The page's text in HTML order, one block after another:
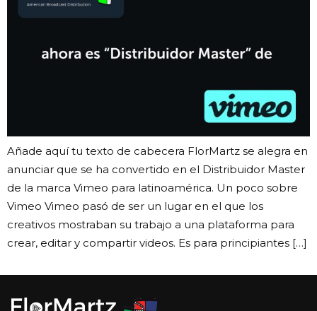
Añade aquí tu texto de cabecera FlorMartz se alegra en
anunciar que se ha convertido en el Distribuidor Master
de la marca Vimeo para latinoamérica. Un poco sobre
Vimeo Vimeo pasó de ser un lugar en el que los
creativos mostraban su trabajo a una plataforma para
crear, editar y compartir videos. Es para principiantes […]